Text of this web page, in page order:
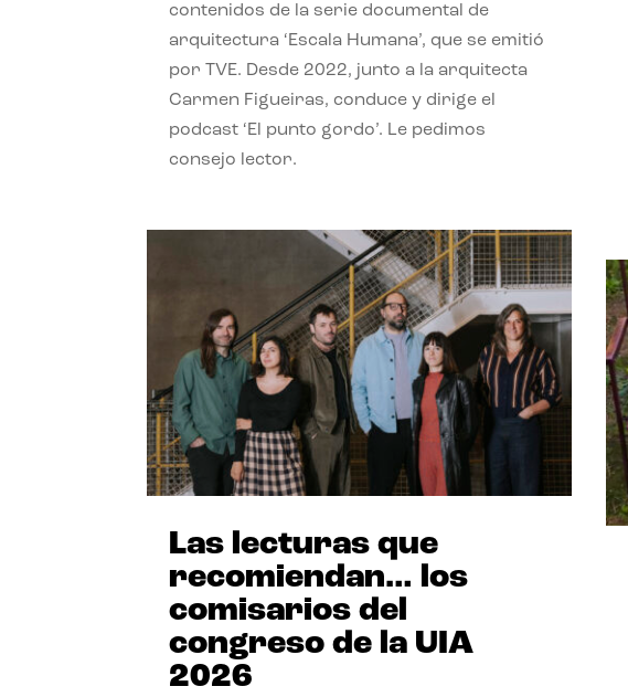
contenidos de la serie documental de
arquitectura ‘Escala Humana’, que se emitió
por TVE. Desde 2022, junto a la arquitecta
Carmen Figueiras, conduce y dirige el
podcast ‘El punto gordo’. Le pedimos
consejo lector.
Las lecturas que
recomiendan… los
comisarios del
congreso de la UIA
2026